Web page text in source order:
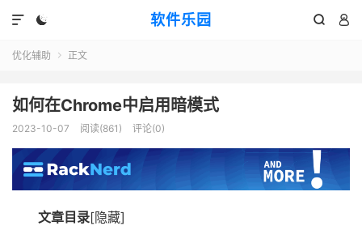
软件乐园 
 

优化辅助  正文
如何在Chrome中启用暗模式
2023-10-07 阅读(861) 评论(0)
文章目录[隐藏]